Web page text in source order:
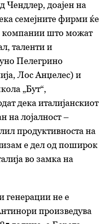
Чендлер, доајен на
семејните фирми ќе
компании што можат
таленти и
Пелегрино
Лос Анџелес) и
„Бут“,
дека италијанскиот
на лојалност –
продуктивноста на
е дел од поширок
во замка на
генерации не е
произведува